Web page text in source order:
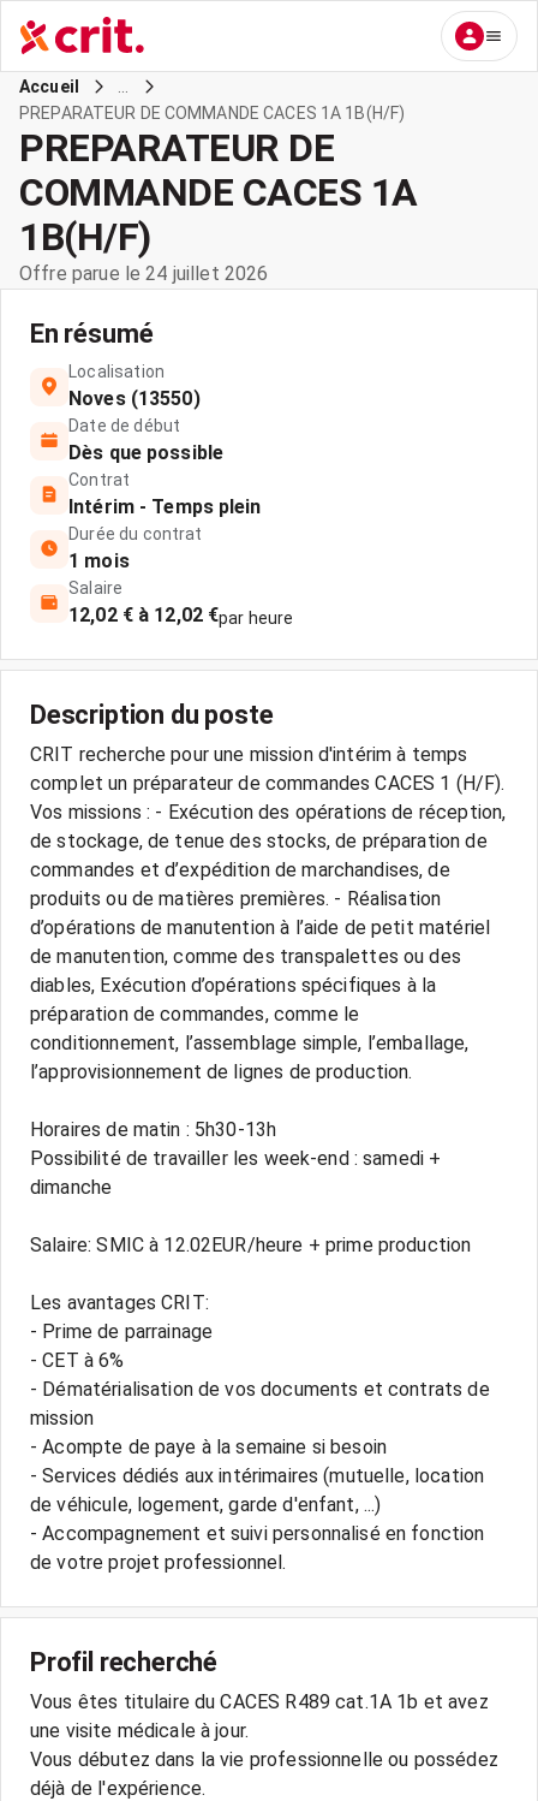
Accueil
PREPARATEUR DE COMMANDE CACES 1A 1B(H/F)
PREPARATEUR DE
COMMANDE CACES 1A
1B(H/F)
Offre parue le 24 juillet 2026
En résumé
Localisation
Noves (13550)
Date de début
Dès que possible
Contrat
Intérim - Temps plein
Durée du contrat
1 mois
Salaire
12,02 € à 12,02 €par heure
Description du poste
CRIT recherche pour une mission d'intérim à temps
complet un préparateur de commandes CACES 1 (H/F).
Vos missions : - Exécution des opérations de réception,
de stockage, de tenue des stocks, de préparation de
commandes et d’expédition de marchandises, de
produits ou de matières premières. - Réalisation
d’opérations de manutention à l’aide de petit matériel
de manutention, comme des transpalettes ou des
diables, Exécution d’opérations spécifiques à la
préparation de commandes, comme le
conditionnement, l’assemblage simple, l’emballage,
l’approvisionnement de lignes de production.
Horaires de matin : 5h30-13h
Possibilité de travailler les week-end : samedi +
dimanche
Salaire: SMIC à 12.02EUR/heure + prime production
Les avantages CRIT:
- Prime de parrainage
- CET à 6%
- Dématérialisation de vos documents et contrats de
mission
- Acompte de paye à la semaine si besoin
- Services dédiés aux intérimaires (mutuelle, location
de véhicule, logement, garde d'enfant, ...)
- Accompagnement et suivi personnalisé en fonction
de votre projet professionnel.
Profil recherché
Vous êtes titulaire du CACES R489 cat.1A 1b et avez
une visite médicale à jour.
Vous débutez dans la vie professionnelle ou possédez
déjà de l'expérience.